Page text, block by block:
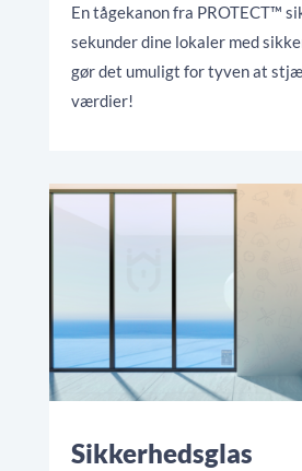
En tågekanon fra PROTECT™
sekunder dine lokaler med
gør det umuligt for tyven at
værdier!
Sikkerhedsglas